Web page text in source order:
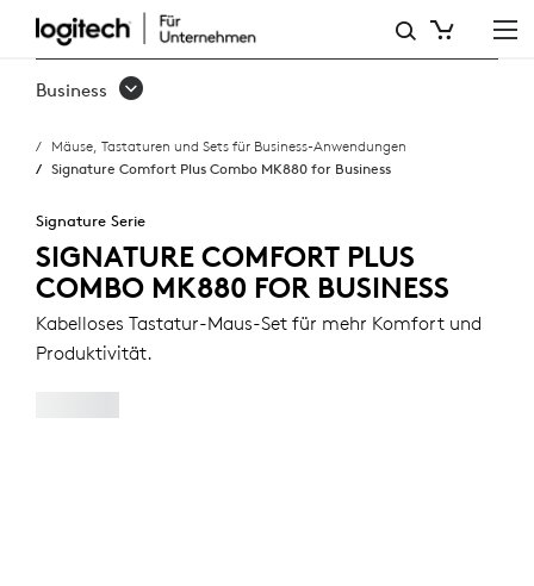
SIGNATURE
COMFORT
COMBO
MK880
FOR
BUSINESS
Business
Mäuse, Tastaturen und Sets für Business-Anwendungen
Signature Comfort Plus Combo MK880 for Business
Signature Serie
SIGNATURE COMFORT PLUS
COMBO MK880 FOR BUSINESS
Kabelloses Tastatur-Maus-Set für mehr Komfort und
Produktivität.